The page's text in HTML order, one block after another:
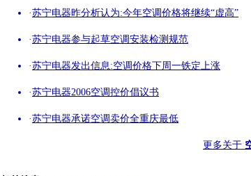
·苏宁电器昨分析认为:今年空调价格将继续“虚高”
·苏宁电器参与起草空调安装检测规范
·苏宁电器发出信息:空调价格下周一铁定上涨
·苏宁电器2006空调控价倡议书
·苏宁电器承诺空调卖价全重庆最低
更多关于